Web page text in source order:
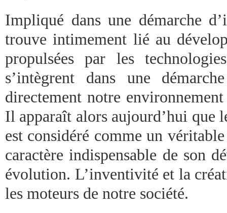
Impliqué dans une démarche
trouve intimement lié au
propulsées par les
s’intègrent dans une
directement notre
Il apparaît alors aujourd’hui que
est considéré comme un
caractère indispensable de son
évolution. L’inventivité et la
les moteurs de notre société.